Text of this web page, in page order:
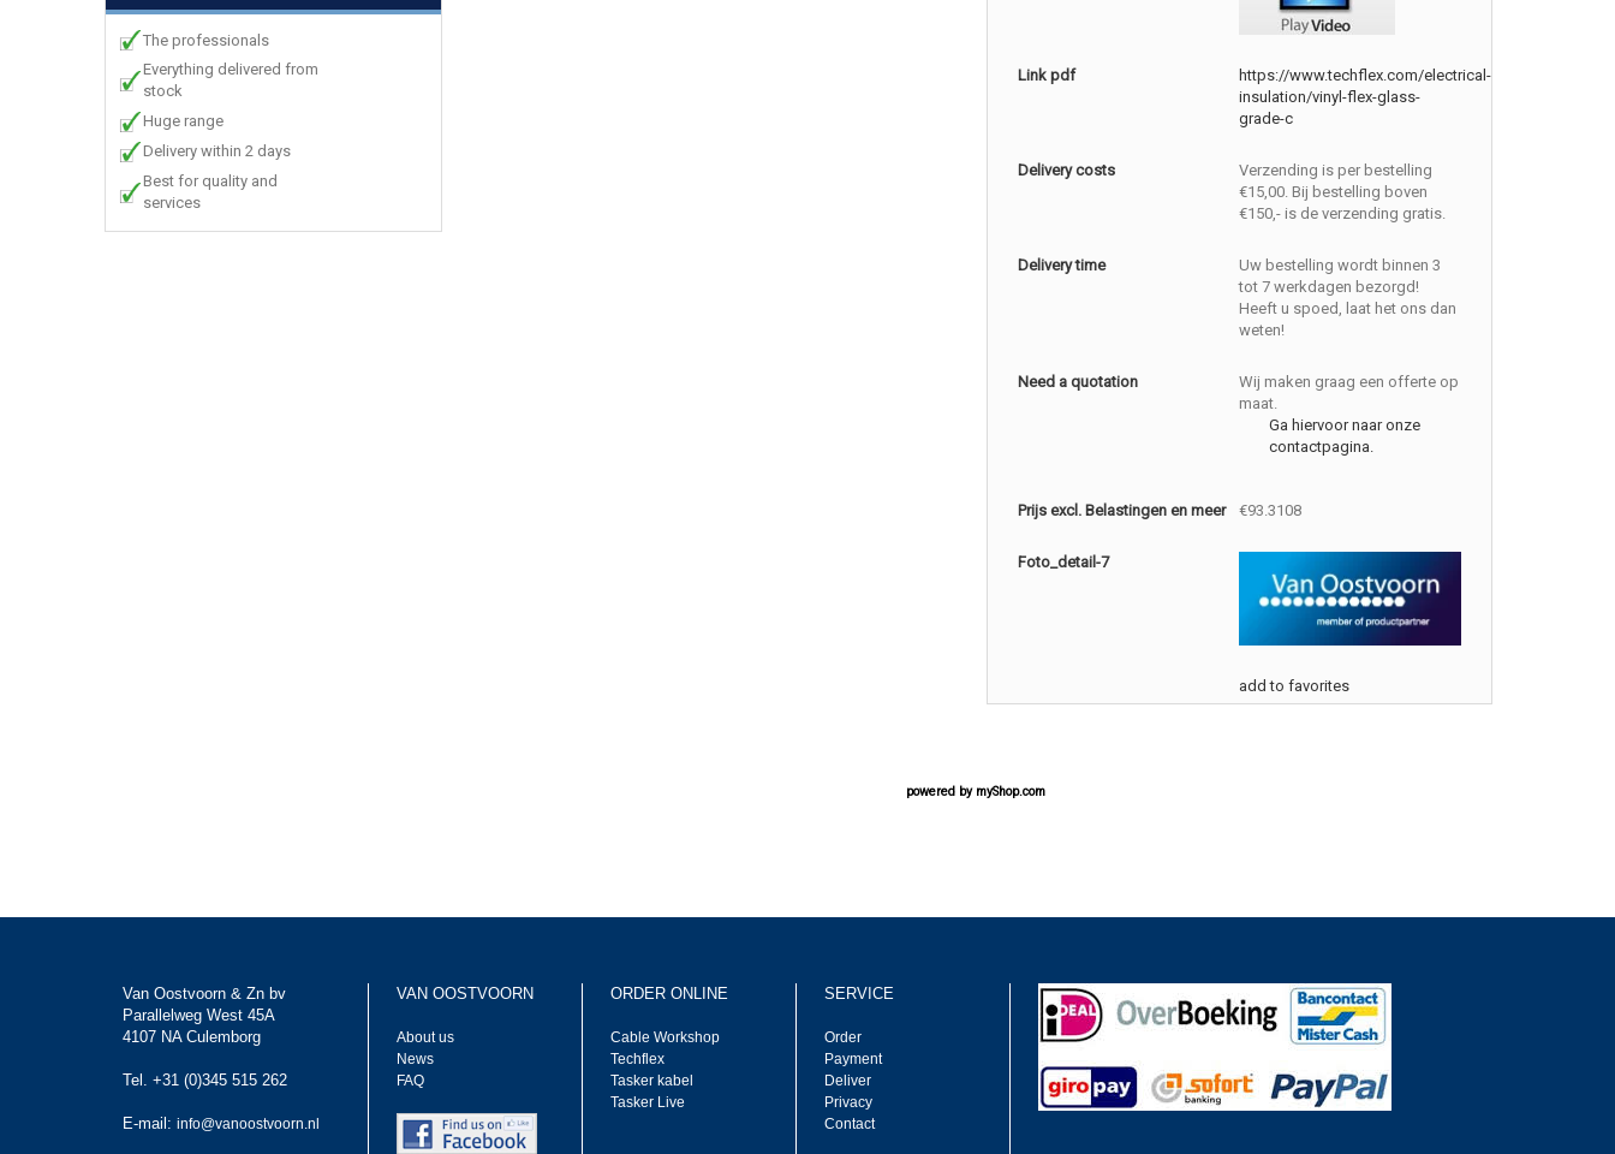
The professionals
Everything delivered from
stock
Huge range
Delivery within 2 days
Best for quality and
services
Link pdf
https://www.techflex.com/electrical-
insulation/vinyl-flex-glass-
grade-c
Delivery costs
Verzending is per bestelling
€15,00. Bij bestelling boven
€150,- is de verzending gratis.
Delivery time
Uw bestelling wordt binnen 3
tot 7 werkdagen bezorgd!
Heeft u spoed, laat het ons dan
weten!
Need a quotation
Wij maken graag een offerte op
maat.
Ga hiervoor naar onze
contactpagina.
Prijs excl. Belastingen en meer €93.3108
Foto_detail-7
add to favorites
powered by myShop.com
Van Oostvoorn & Zn bv
Parallelweg West 45A
4107 NA Culemborg
Tel. +31 (0)345 515 262
E-mail: info@vanoostvoorn.nl
VAN OOSTVOORN
About us
News
FAQ
ORDER ONLINE
Cable Workshop
Techflex
Tasker kabel
Tasker Live
SERVICE
Order
Payment
Deliver
Privacy
Contact